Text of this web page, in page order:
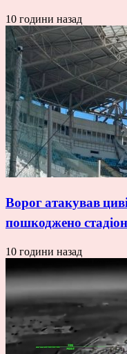
10 години назад
Ворог атакував
пошкоджено
10 години назад